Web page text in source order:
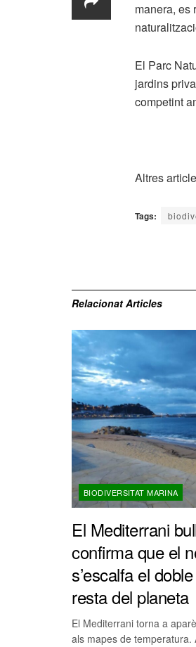
manera, es
El Parc
jardins
competint
Altres
Tags:
Relacionat Articles
BIODIVERSITAT MARINA
El Mediterrani
confirma que el
s’escalfa el
resta del planeta
El Mediterrani torna a
als mapes de